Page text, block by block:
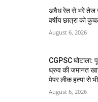
अवैध रेत से भरे तेज
वर्षीय छात्रा को
August 6, 2026
CGPSC घोटाला:
ध्रुव की जमानत
पेपर लीक हत्या से भी
August 6, 2026